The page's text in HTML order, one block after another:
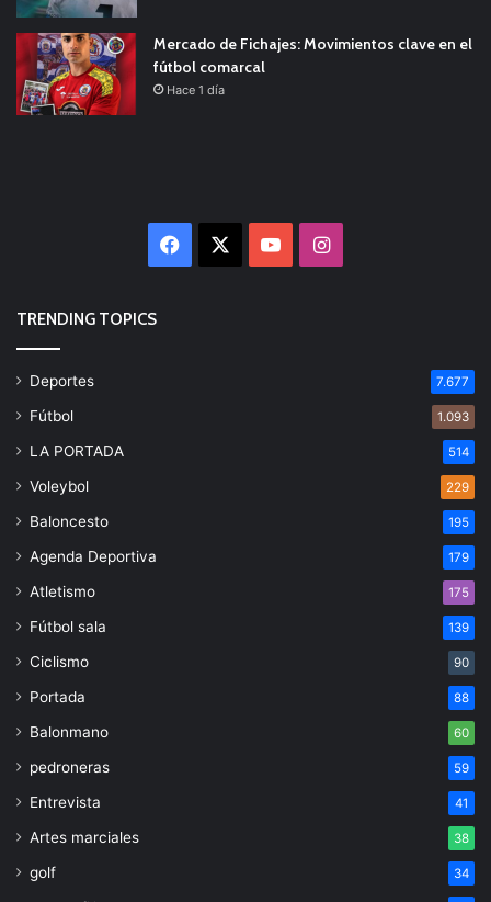
Mercado de Fichajes: Movimientos clave en el
fútbol comarcal
Hace 1 día
Facebook YouTubeInstagram
TRENDING TOPICS
Deportes 7.677
Fútbol 1.093
LA PORTADA 514
Voleybol 229
Baloncesto 195
Agenda Deportiva 179
Atletismo 175
Fútbol sala 139
Ciclismo 90
Portada 88
Balonmano 60
pedroneras 59
Entrevista 41
Artes marciales 38
golf 34